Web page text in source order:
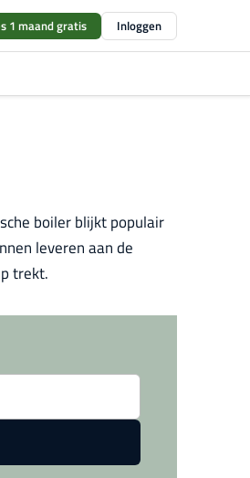
1 maand gratis Inloggen
boiler blijkt populair
leveren aan de
trekt.